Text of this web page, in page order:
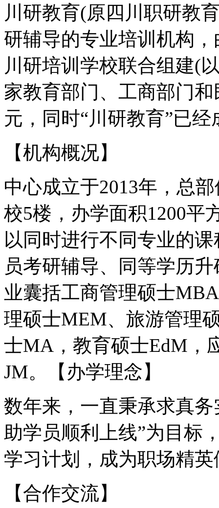
川研教育(原四川职研教
研辅导的专业培训机构
川研培训学校联合组建(
家教育部门、工商部门
元，同时“川研教育”已
【机构概况】
中心成立于2013年，总
校5楼，办学面积1200平
以同时进行不同专业的
员考研辅导、同等学历
业囊括工商管理硕士
理硕士MEM、旅游管理
士MA，教育硕士EdM，
JM。【办学理念】
数年来，一直秉承求真
助学员顺利上线”为目标
学习计划，成为职场精
【合作交流】